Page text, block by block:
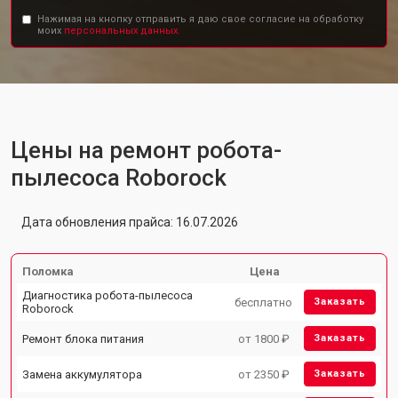
Нажимая на кнопку отправить я даю свое согласие на обработку
моих персональных данных.
Цены на ремонт робота-
пылесоса Roborock
Дата обновления прайса: 16.07.2026
Поломка
Цена
Диагностика робота-пылесоса
Roborock
бесплатно Заказать
Ремонт блока питания от 1800 ₽ Заказать
Замена аккумулятора от 2350 ₽ Заказать